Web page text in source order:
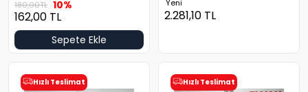
180,00TL 10%
162,00 TL
Sepete Ekle
Yeni
2.281,10 TL
Hızlı Teslimat Hızlı Teslimat